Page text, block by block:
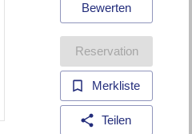
Bewerten
Reservation
Merkliste
Teilen